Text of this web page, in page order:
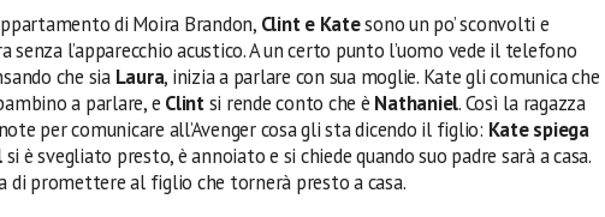
di Moira Brandon, Clint e Katesono un po’ sconvolti e
senza l’apparecchio acustico. A un certo punto l’uomo vede il telefono
che sia Laura, inizia a parlare con sua moglie. Kate gli comunica che
a parlare, e Clintsi rende conto che è Nathaniel. Così la ragazza
per comunicare all’Avenger cosa gli sta dicendo il figlio: Kate spiega
si è svegliato presto, è annoiato e si chiede quando suo padre sarà a casa.
di promettere al figlio che tornerà presto a casa.